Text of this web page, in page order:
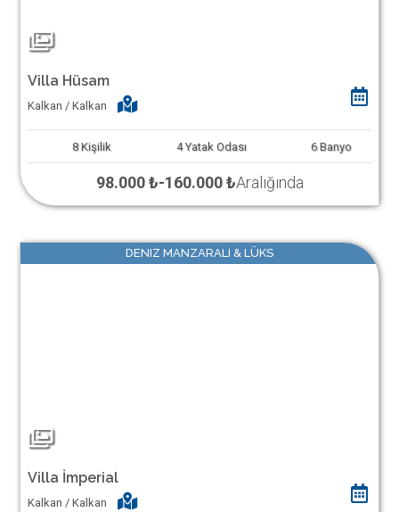
Villa Hüsam
Kalkan / Kalkan
8 Kişilik 4 Yatak Odası 6 Banyo
98.000 ₺-160.000 ₺Aralığında
DENIZ MANZARALI & LÜKS
Villa İmperial
Kalkan / Kalkan